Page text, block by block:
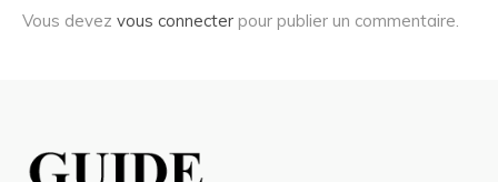
Vous devez vous connecter pour publier un commentaire.